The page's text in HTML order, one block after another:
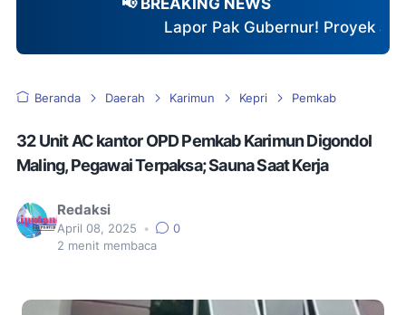
📢 BREAKING NEWS
Lapor Pak Gubernur! Proyek Jalan Provinsi di
Beranda Daerah Karimun Kepri Pemkab
32 Unit AC kantor OPD Pemkab Karimun Digondol
Maling, Pegawai Terpaksa; Sauna Saat Kerja
Redaksi
April 08, 2025 •
0
2 menit membaca